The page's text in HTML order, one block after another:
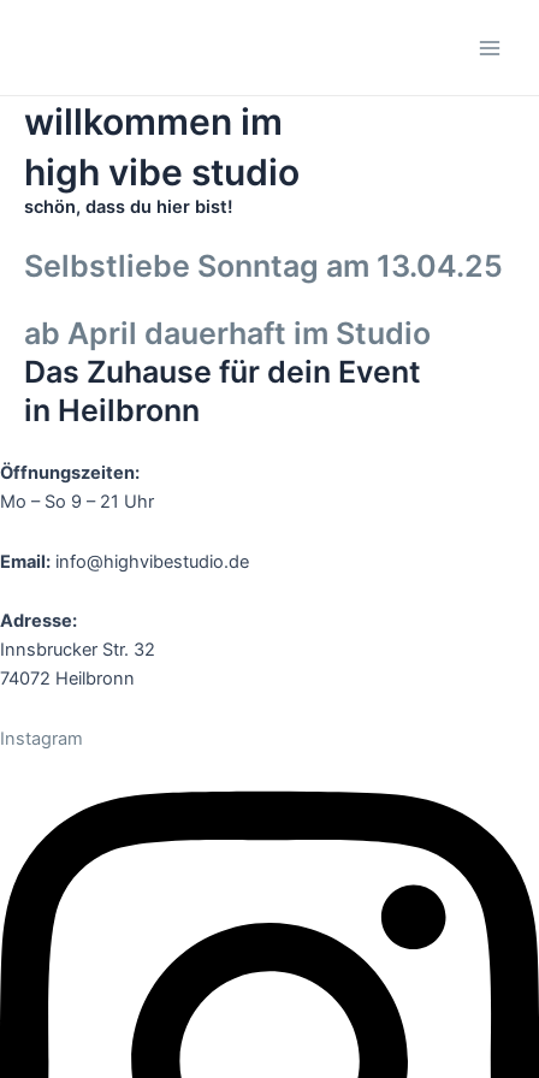
willkommen im
high vibe studio
schön, dass du hier bist!
Selbstliebe Sonntag am 13.04.25
ab April dauerhaft im Studio
Das Zuhause für dein Event
in Heilbronn
Öffnungszeiten:
Mo – So 9 – 21 Uhr
Email: info@highvibestudio.de
Adresse:
Innsbrucker Str. 32
74072 Heilbronn
Instagram